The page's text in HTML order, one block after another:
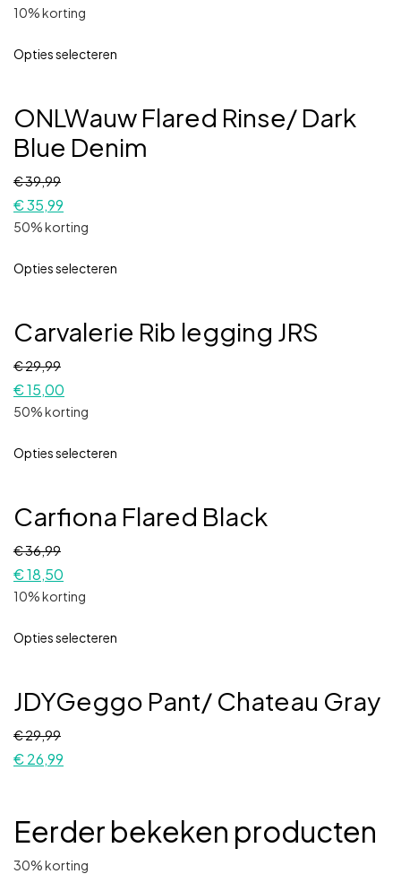
10% korting
Opties selecteren
ONLWauw Flared Rinse/ Dark
Blue Denim
€39,99
€35,99
50% korting
Opties selecteren
Carvalerie Rib legging JRS
€29,99
€15,00
50% korting
Opties selecteren
Carfiona Flared Black
€36,99
€18,50
10% korting
Opties selecteren
JDYGeggo Pant/ Chateau Gray
€29,99
€26,99
Eerder bekeken producten
30% korting